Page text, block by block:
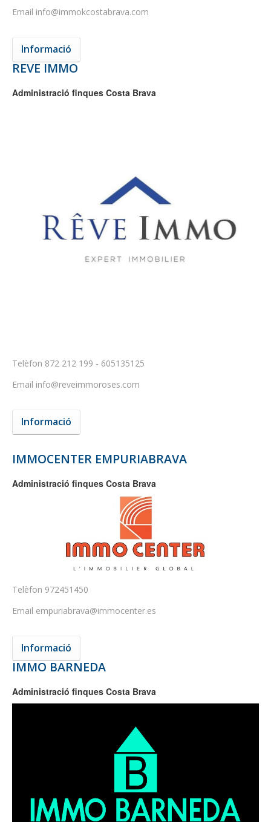
Email info@immokcostabrava.com
Informació
REVE IMMO
Administració finques Costa Brava
Telèfon 872 212 199 - 605135125
Email info@reveimmoroses.com
Informació
IMMOCENTER EMPURIABRAVA
Administració finques Costa Brava
Telèfon 972451450
Email empuriabrava@immocenter.es
Informació
IMMO BARNEDA
Administració finques Costa Brava